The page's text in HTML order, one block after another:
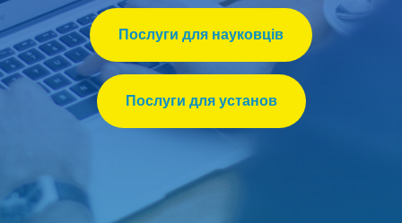
Послуги для науковців
Послуги для установ